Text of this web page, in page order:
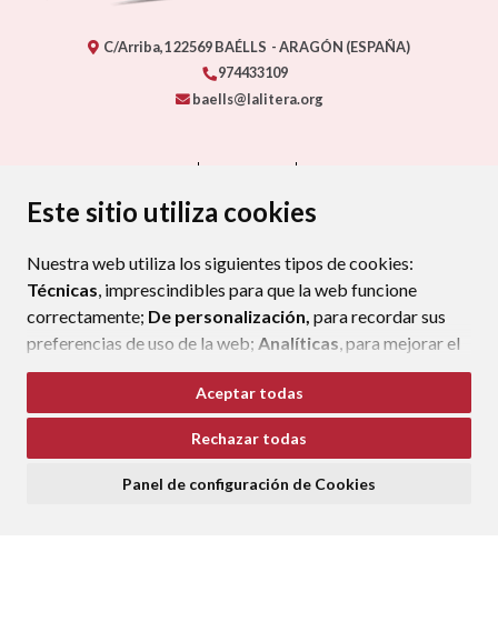
Este sitio utiliza cookies
Nuestra web utiliza los siguientes tipos de cookies:
Técnicas, imprescindibles para que la web funcione
correctamente; De personalización, para recordar sus
preferencias de uso de la web; Analíticas, para mejorar el
funcionamiento de la web y sus servicios.
Si acepta pulsando el botón“Aceptar todas”
consideramos que acepta su uso. Si pulsa el botón
ninguna acción, se guardarán las cookies técnicas
Aceptar todas
Rechazar todas
Panel de configuración de Cookies
C/Arriba,122569BAÉLLS - ARAGÓN (ESPAÑA)
974433109
baells@lalitera.org
PROTECCIÓN DE DATOS
POLÍTICA DE COOKIES